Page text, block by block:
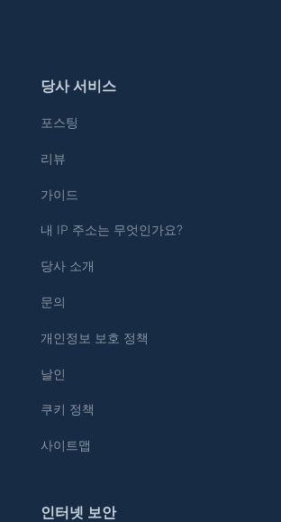
당사 서비스
포스팅
리뷰
가이드
내 IP 주소는 무엇인가요?
당사 소개
문의
개인정보 보호 정책
날인
쿠키 정책
사이트맵
인터넷 보안